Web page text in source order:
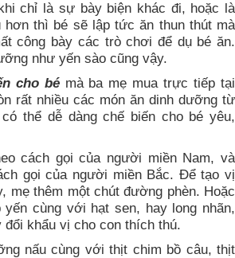
chỉ là sự bày biện khác đi, hoặc là
hơn thì bé sẽ lập tức ăn thun thút mà
công bày các trò chơi để dụ bé ăn.
như yến sào cũng vậy.
cho bémà ba mẹ mua trực tiếp tại
rất nhiều các món ăn dinh dưỡng từ
thể dễ dàng chế biến cho bé yêu,
cách gọi của người miền Nam, và
gọi của người miền Bắc. Để tạo vị
mẹ thêm một chút đường phèn. Hoặc
yến cùng với hạt sen, hay long nhãn,
khẩu vị cho con thích thú.
nấu cùng với thịt chim bồ câu, thịt